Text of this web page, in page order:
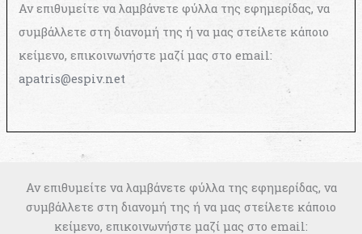
Αν επιθυμείτε να λαμβάνετε φύλλα της εφημερίδας, να
συμβάλλετε στη διανομή της ή να μας στείλετε κάποιο
κείμενο, επικοινωνήστε μαζί μας στο email:
apatris@espiv.net
Αν επιθυμείτε να λαμβάνετε φύλλα της εφημερίδας, να
συμβάλλετε στη διανομή της ή να μας στείλετε κάποιο
κείμενο, επικοινωνήστε μαζί μας στο email: